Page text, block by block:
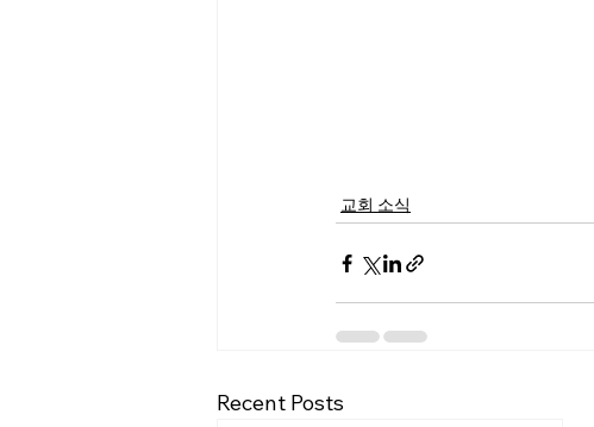
교회 소식
Recent Posts